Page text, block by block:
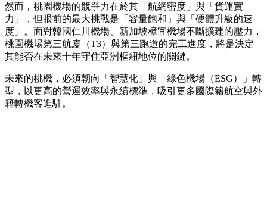
然而，桃園機場的競爭力在於其「航網密度」與「貨運實
力」，但眼前的最大挑戰是「容量飽和」與「硬體升級的速
度」。面對韓國仁川機場、新加坡樟宜機場不斷擴建的壓力，
桃園機場第三航廈（T3）與第三跑道的完工進度，將是決定
其能否在未來十年守住亞洲樞紐地位的關鍵。
未來的桃機，必須朝向「智慧化」與「綠色機場（ESG）」轉
型，以更高的營運效率與永續標準，吸引更多國際籍航空與外
籍轉機客進駐。